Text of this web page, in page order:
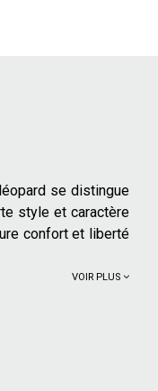
se distingue
style et caractère
confort et liberté
VOIR PLUS